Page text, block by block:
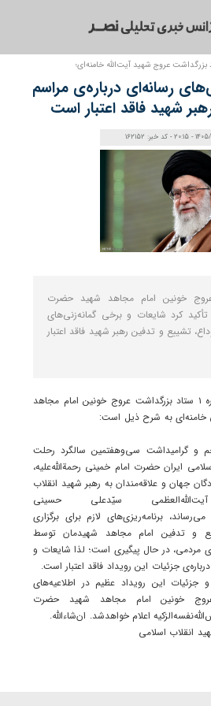
رسانه‌ای درباره‌ی مراسم
شهید فاقد اعتبار است
کد خبر: 162152
خونین امام مجاهد شهید حضرت
تأکید کرد شایعات و برخی گمانه‌زنی‌های
تشییع و تدفین رهبر شهید فاقد اعتبار
به گزارش نصر، اطلاعیه شماره ۱ ستاد بزرگداشت عروج خونین امام مجاهد
خامنه‌ای‌ به شرح ذیل است:
و گرامیداشت سی‌وهفتمین سالگرد رحلت
ایران حضرت امام خمینی رحمةالله‌علیه،
جهان و علاقه‌مندان به رهبر شهید انقلاب
سیّدعلی حسینی
می‌رساند، برنامه‌ریزی‌های لازم برای برگزاری
و تدفین امام مجاهد شهیدمان توسط
مردمی، در حال پیگیری است؛ لذا شایعات و
جزئیات این رویداد فاقد اعتبار است.
و جزئیات این رویداد عظیم در اطلاعیه‌های
خونین امام مجاهد شهید حضرت
اعلام خواهدشد. ان‌شاء‌الله.
انقلاب اسلامی